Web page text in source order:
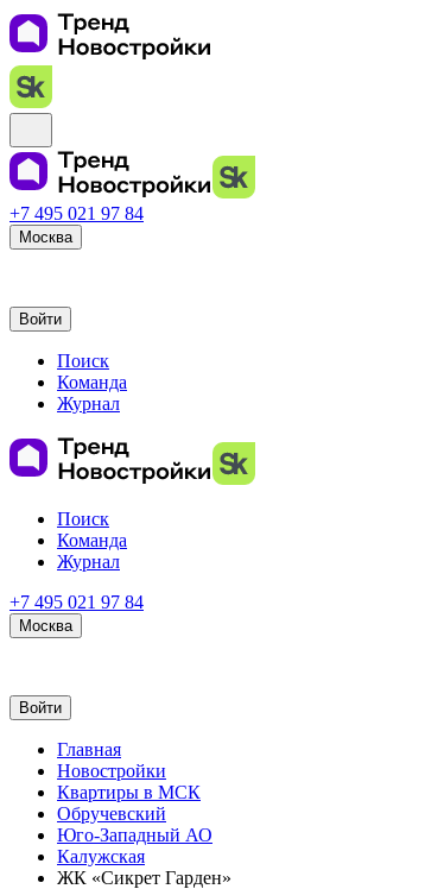
+7 495 021 97 84
Москва
Войти
Поиск
Команда
Журнал
Поиск
Команда
Журнал
+7 495 021 97 84
Москва
Войти
Главная
Новостройки
Квартиры в МСК
Обручевский
Юго-Западный АО
Калужская
ЖК «Сикрет Гарден»